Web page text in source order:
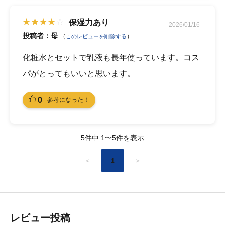
保湿力あり 2026/01/16
投稿者：母 （ このレビューを削除する ）
化粧水とセットで乳液も長年使っています。コス
パがとってもいいと思います。
0 参考になった！
5件中 1〜5件を表示
＜ 1 ＞
レビュー投稿